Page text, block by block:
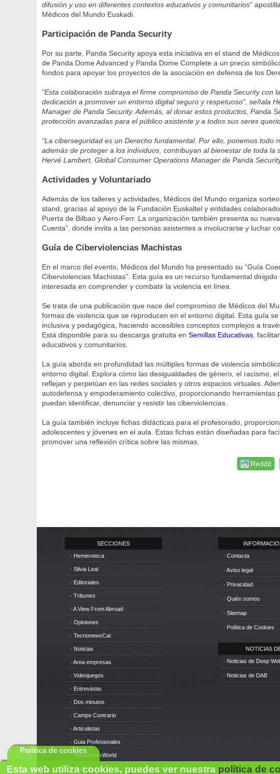
difusión y uso en diferentes contextos educativos y comunitarios”
Médicos del Mundo Euskadi.
Participación de Panda Security
Por su parte, Panda Security apoya esta iniciativa en el stand de
de Panda Dome Advanced y Panda Dome Complete a un precio
fondos para apoyar los proyectos de la asociación en defensa de los
“Esta colaboración subraya el firme compromiso de Panda Security con
dedicación a promover un entorno digital seguro y respetuoso”, señala
Manager de Panda Security. Además, al donar estos productos, Panda
protección avanzadas para el público asistente y a todos sus seres
“La ciberseguridad es un Derecho fundamental. Por ello, ponemos todo
además de proteger a los individuos, contribuyan al bienestar de toda la
Hervé Lambert, Global Consumer Operations Manager de Panda
Actividades y Voluntariado
Además de los talleres y actividades, Médicos del Mundo organiza
stand, gracias al apoyo de la Fundación Euskaltel y entidades
Puerta de Bilbao y Aero-Ferr. La organización también presenta su
Cuenta”, donde invita a las personas asistentes a involucrarse y luchar
Guía de Ciberviolencias Machistas
En el marco del evento, Médicos del Mundo ha presentado su “Guía
Ciberviolencias Machistas”. Esta guía es un recurso fundamental
interesada en comprender y combatir la violencia en línea.
Se trata de una publicación que nace del compromiso de Médicos del
formas de violencia que se reproducen en el entorno digital. Esta guía
inclusiva y pedagógica, haciendo accesibles conceptos complejos a
Está disponible para su descarga gratuita en Semillas Educativas ,
educativos y comunitarios.
La guía aborda en profundidad las múltiples formas de violencia
entorno digital. Explora cómo las desigualdades de género, el racismo,
reflejan y perpetúan en las redes sociales y otros espacios virtuales.
autodefensa y empoderamiento colectivo, proporcionando herramientas
puedan identificar, denunciar y resistir las ciberviolencias.
La guía también incluye fichas didácticas para el profesorado,
adolescentes y jóvenes en el aula. Estas fichas están diseñadas para
promover una reflexión crítica sobre las mismas.
Reddit
SECCIONES
· Hemeroteca
· Silvia Leal
· Editoriales
· Tribunes
· A View From Abroad
· Opiniones
· TecnonewsCat
· Noticias
· Area empresas
· Videojuegos
· Entrevistas
· Dos minutos
· Campo Contrario
· Articulistas
· Guia Profesionales
· TecnonewsWorld
· Cursos
· Contacta
· Aviso legal
· Privacidad
· Quién somos
· Sitemap
· Política de Cookies
NOTICIAS DE
· Noticias de Deep
· Noticias de DAB
Esta web utiliza cookies, puedes ver nuestra política de
Política de cookies